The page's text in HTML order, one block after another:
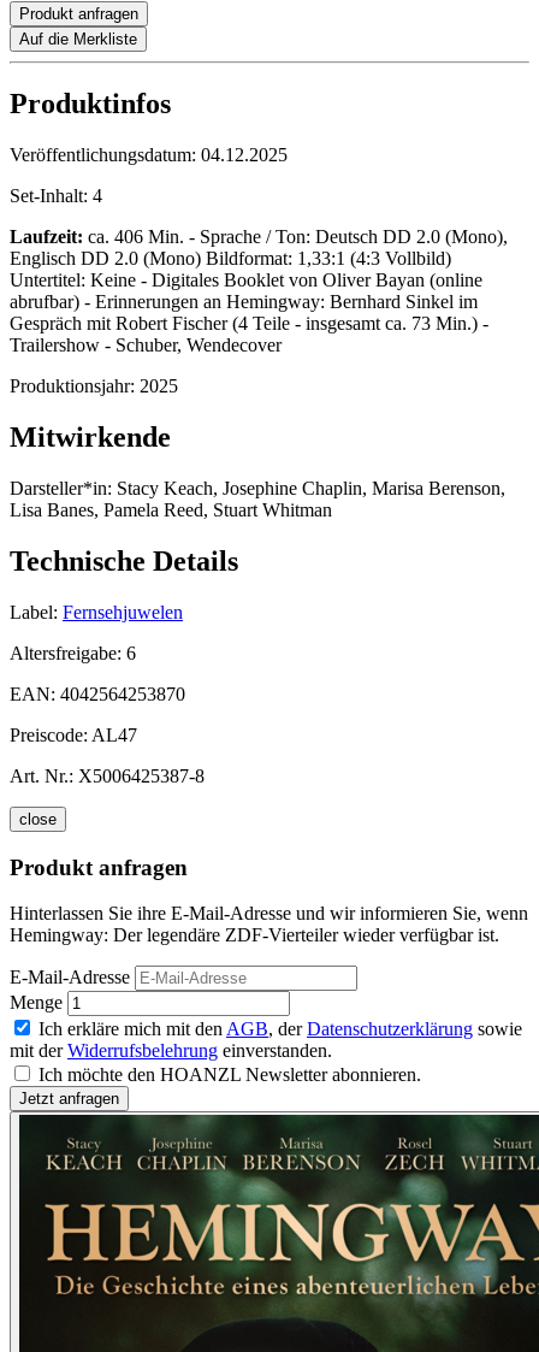
Produkt anfragen
Auf die Merkliste
Produktinfos
Veröffentlichungsdatum: 04.12.2025
Set-Inhalt: 4
Laufzeit: ca. 406 Min. - Sprache / Ton: Deutsch DD 2.0 (Mono),
Englisch DD 2.0 (Mono) Bildformat: 1,33:1 (4:3 Vollbild)
Untertitel: Keine - Digitales Booklet von Oliver Bayan (online
abrufbar) - Erinnerungen an Hemingway: Bernhard Sinkel im
Gespräch mit Robert Fischer (4 Teile - insgesamt ca. 73 Min.) -
Trailershow - Schuber, Wendecover
Produktionsjahr: 2025
Mitwirkende
Darsteller*in: Stacy Keach, Josephine Chaplin, Marisa Berenson,
Lisa Banes, Pamela Reed, Stuart Whitman
Technische Details
Label: Fernsehjuwelen
Altersfreigabe: 6
EAN: 4042564253870
Preiscode: AL47
Art. Nr.: X5006425387-8
close
Produkt anfragen
Hinterlassen Sie ihre E-Mail-Adresse und wir informieren Sie, wenn
Hemingway: Der legendäre ZDF-Vierteiler wieder verfügbar ist.
E-Mail-Adresse
Menge
Ich erkläre mich mit den AGB, derDatenschutzerklärung sowie
mit derWiderrufsbelehrung einverstanden.
Ich möchte den HOANZL Newsletter abonnieren.